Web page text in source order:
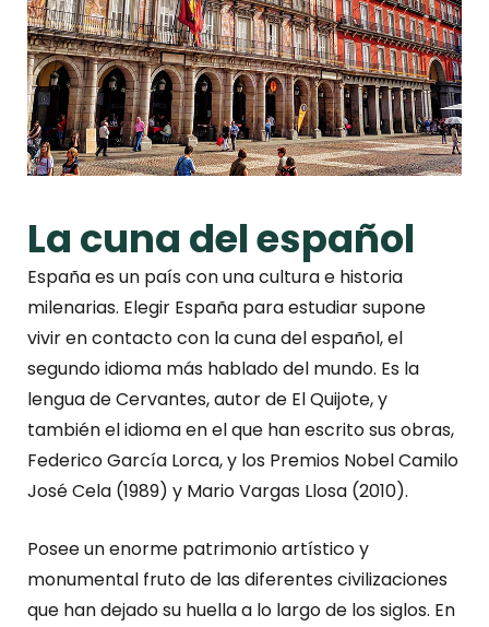
La cuna del español
España es un país con una cultura e historia
milenarias. Elegir España para estudiar supone
vivir en contacto con la cuna del español, el
segundo idioma más hablado del mundo. Es la
lengua de Cervantes, autor de El Quijote, y
también el idioma en el que han escrito sus obras,
Federico García Lorca, y los Premios Nobel Camilo
José Cela (1989) y Mario Vargas Llosa (2010).
Posee un enorme patrimonio artístico y
monumental fruto de las diferentes civilizaciones
que han dejado su huella a lo largo de los siglos. En